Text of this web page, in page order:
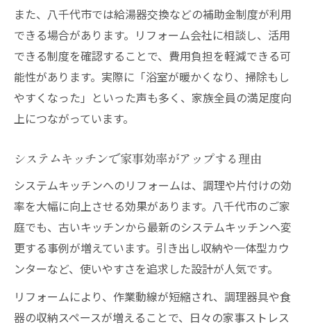
リフォーム後の満足度を高める秘訣
また、八千代市では給湯器交換などの補助金制度が利用
できる場合があります。リフォーム会社に相談し、活用
できる制度を確認することで、費用負担を軽減できる可
能性があります。実際に「浴室が暖かくなり、掃除もし
やすくなった」といった声も多く、家族全員の満足度向
上につながっています。
システムキッチンで家事効率がアップする理由
システムキッチンへのリフォームは、調理や片付けの効
率を大幅に向上させる効果があります。八千代市のご家
庭でも、古いキッチンから最新のシステムキッチンへ変
更する事例が増えています。引き出し収納や一体型カウ
ンターなど、使いやすさを追求した設計が人気です。
リフォームにより、作業動線が短縮され、調理器具や食
器の収納スペースが増えることで、日々の家事ストレス